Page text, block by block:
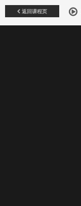
返回课程页